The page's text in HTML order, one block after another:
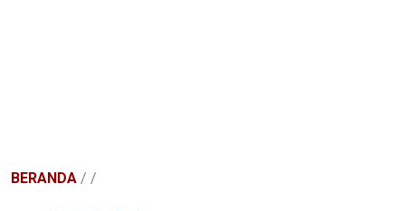
BERANDA / /